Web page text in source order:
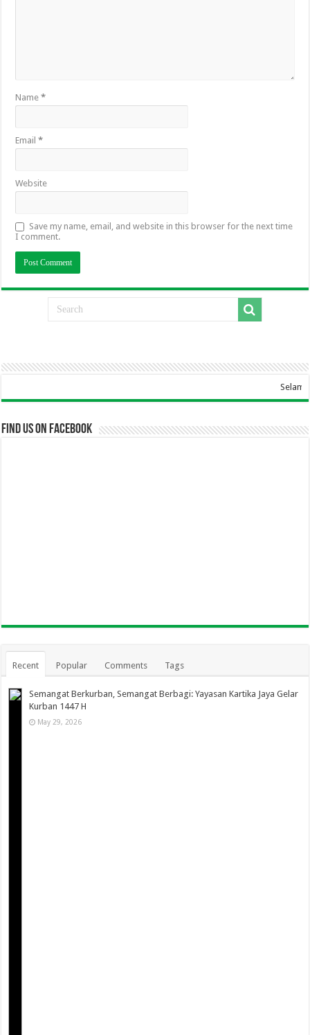
Name*
Email*
Website
Save my name, email, and website in this browser for the next time
I comment.
Selamat Datang
Find us on Facebook
Recent Popular Comments Tags
Semangat Berkurban, Semangat Berbagi: Yayasan Kartika Jaya Gelar
Kurban 1447 H
May 29, 2026